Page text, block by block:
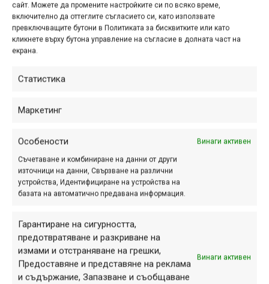
сайт. Можете да промените настройките си по всяко време,
включително да оттеглите съгласието си, като използвате
превключващите бутони в Политиката за бисквитките или като
кликнете върху бутона управление на съгласие в долната част на
екрана.
Статистика
Маркетинг
Особености Винаги активен
Съчетаване и комбиниране на данни от други
източници на данни, Свързване на различни
устройства, Идентифициране на устройства на
базата на автоматично предавана информация.
Гарантиране на сигурността,
предотвратяване и разкриване на
измами и отстраняване на грешки,
Предоставяне и представяне на реклама
и съдържание, Запазване и съобщаване
Винаги активен
„наличност по магазини“ и да разбереш в кой точно
обект е наличен желания от теб продукт. Нужно е само
да избереш размер (ако продуктът има размери) и да
натиснеш бутона „наличност по магазини“ и voilà,
наличен и онлайн и готов за изпращане до 3 работни
Етикети:Bike Center,Байк Център,Великден
промоция
Предишна